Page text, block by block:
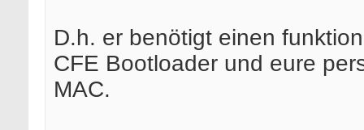
D.h. er benötigt einen
CFE Bootloader und eure
MAC.